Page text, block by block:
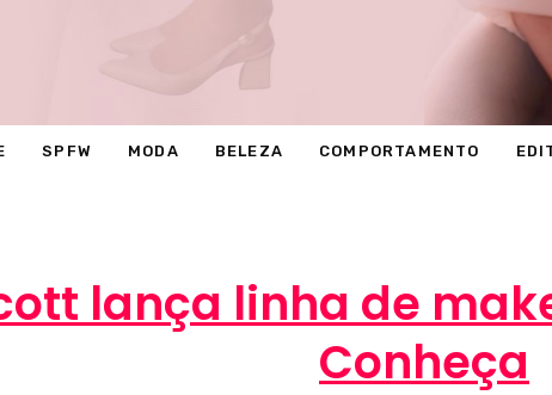
SPFW MODA BELEZA COMPORTAMENTO
lança linha de
Conheça